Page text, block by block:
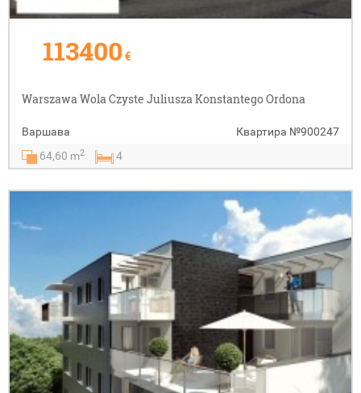
113400 €
Warszawa Wola Czyste Juliusza Konstantego Ordona
Варшава Квартира №900247
64,60 m2 4